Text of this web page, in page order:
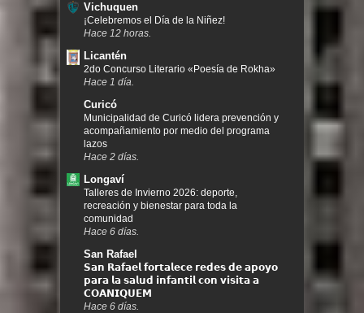
Vichuquen
¡Celebremos el Día de la Niñez!
Hace 12 horas.
Licantén
2do Concurso Literario «Poesía de Rokha»
Hace 1 día.
Curicó
Municipalidad de Curicó lidera prevención y
acompañamiento por medio del programa
lazos
Hace 2 días.
Longaví
Talleres de Invierno 2026: deporte,
recreación y bienestar para toda la
comunidad
Hace 6 días.
San Rafael
𝗦𝗮𝗻 𝗥𝗮𝗳𝗮𝗲𝗹 𝗳𝗼𝗿𝘁𝗮𝗹𝗲𝗰𝗲 𝗿𝗲𝗱𝗲𝘀 𝗱𝗲 𝗮𝗽𝗼𝘆𝗼
𝗽𝗮𝗿𝗮 𝗹𝗮 𝘀𝗮𝗹𝘂𝗱 𝗶𝗻𝗳𝗮𝗻𝘁𝗶𝗹 𝗰𝗼𝗻 𝘃𝗶𝘀𝗶𝘁𝗮 𝗮
𝗖𝗢𝗔𝗡𝗜𝗤𝗨𝗘𝗠
Hace 6 días.